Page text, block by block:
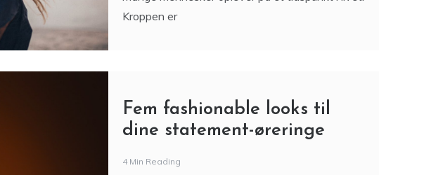
Kroppen er
Fem fashionable looks til
dine statement-øreringe
4 Min Reading